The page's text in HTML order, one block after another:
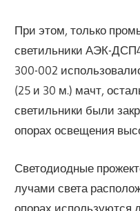
При этом, только
светильники АЭК-
300-002
(25 и 30 м.) мачт,
светильники были
опорах освещения
Светодиодные
лучами света
опорах используются